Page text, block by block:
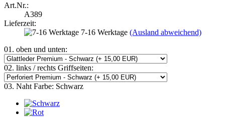
Art.Nr.:
A389
Lieferzeit:
7-16 Werktage (Ausland abweichend)
01. oben und unten:
02. links / rechts Griffseiten:
03. Naht Farbe: Schwarz